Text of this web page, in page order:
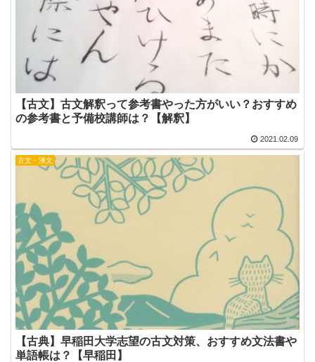
【古文】古文解釈って参考書やった方がいい？おすすめ
の参考書と予備校講師は？【解釈】
2021.02.09
古文・漢文
【古典】早稲田大学志望の古文対策、おすすめ文法書や
単語帳は？【早稲田】